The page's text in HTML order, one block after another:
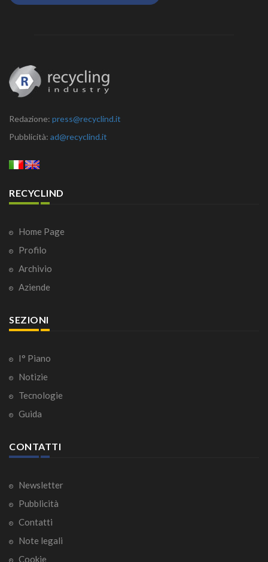
Redazione: press@recyclind.it
Pubblicità: ad@recyclind.it
RECYCLIND
Home Page
Profilo
Archivio
Aziende
SEZIONI
I° Piano
Notizie
Tecnologie
Guida
CONTATTI
Newsletter
Pubblicità
Contatti
Note legali
Cookie